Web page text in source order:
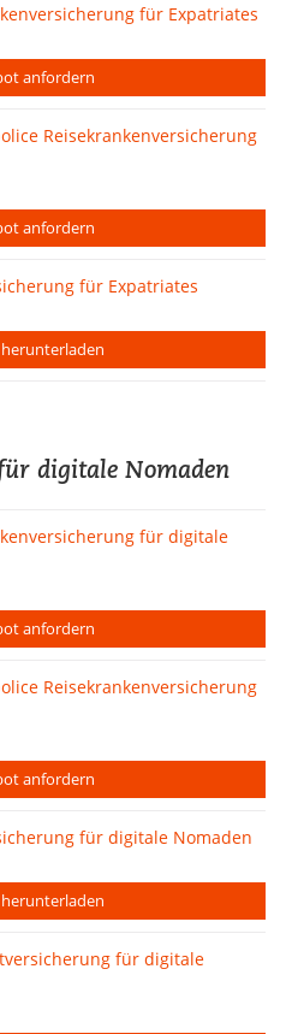
für Expatriates
anfordern
Reisekrankenversicherung
anfordern
für Expatriates
digitale Nomaden
für digitale
anfordern
Reisekrankenversicherung
anfordern
für digitale Nomaden
für digitale